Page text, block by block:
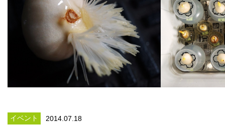
イベント 2014.07.18